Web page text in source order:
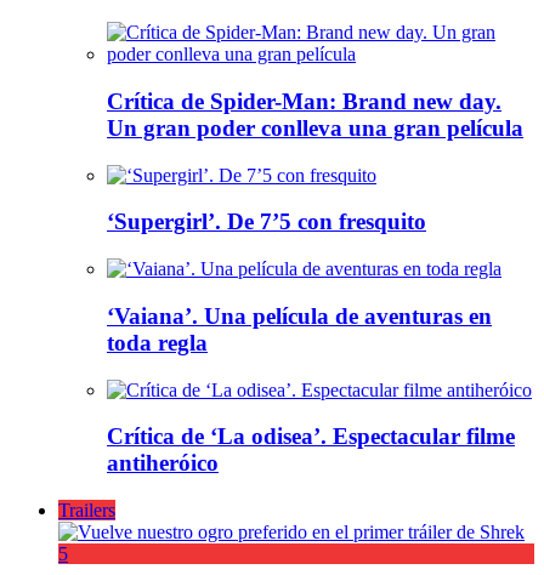
Crítica de Spider-Man: Brand new day.
Un gran poder conlleva una gran película
‘Supergirl’. De 7’5 con fresquito
‘Vaiana’. Una película de aventuras en
toda regla
Crítica de ‘La odisea’. Espectacular filme
antiheróico
Trailers